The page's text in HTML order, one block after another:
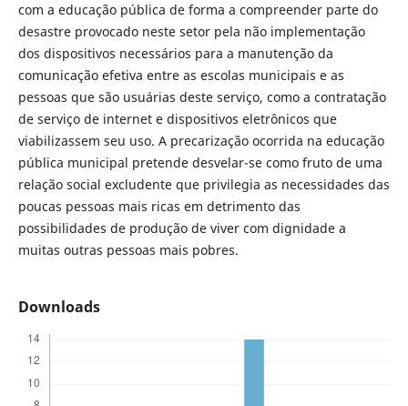
com a educação pública de forma a compreender parte do
desastre provocado neste setor pela não implementação
dos dispositivos necessários para a manutenção da
comunicação efetiva entre as escolas municipais e as
pessoas que são usuárias deste serviço, como a contratação
de serviço de internet e dispositivos eletrônicos que
viabilizassem seu uso. A precarização ocorrida na educação
pública municipal pretende desvelar-se como fruto de uma
relação social excludente que privilegia as necessidades das
poucas pessoas mais ricas em detrimento das
possibilidades de produção de viver com dignidade a
muitas outras pessoas mais pobres.
Downloads